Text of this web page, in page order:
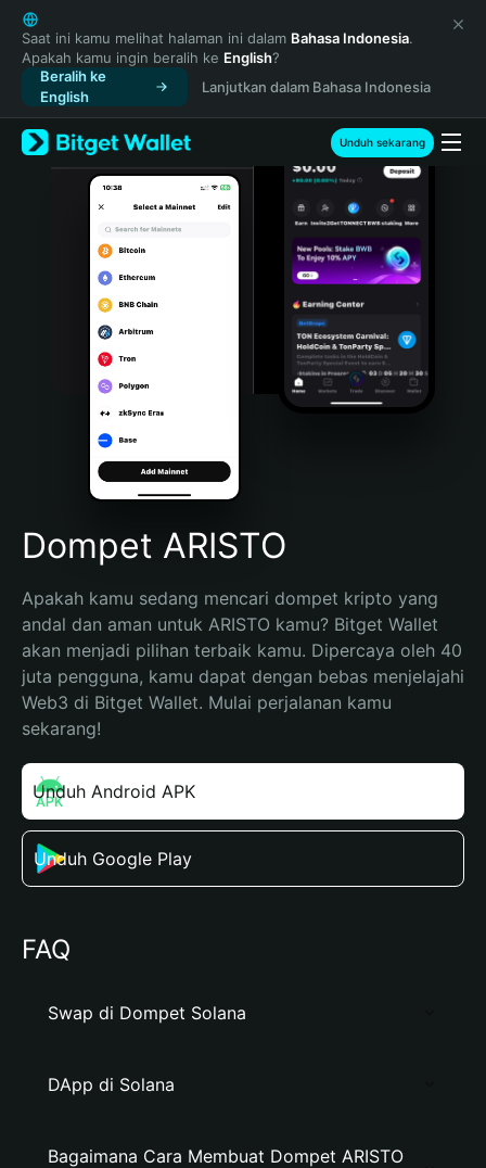
English
日本語
Tiếng Việt
Русский
Español (Latinoamérica)
Türkçe
Italiano
Português (Portugal)
Bahasa Indonesia
Português (Brasil)
Español (Argentina)
Saat ini kamu melihat halaman ini dalam Bahasa Indonesia.
Apakah kamu ingin beralih ke English?
Beralih ke
English
Lanjutkan dalam Bahasa Indonesia
Unduh sekarang
Dompet ARISTO
Apakah kamu sedang mencari dompet kripto yang
andal dan aman untuk ARISTO kamu? Bitget Wallet
akan menjadi pilihan terbaik kamu. Dipercaya oleh 40
juta pengguna, kamu dapat dengan bebas menjelajahi
Web3 di Bitget Wallet. Mulai perjalanan kamu
sekarang!
Unduh Android APK
Unduh Google Play
FAQ
Swap di Dompet Solana
DApp di Solana
Bagaimana Cara Membuat Dompet ARISTO